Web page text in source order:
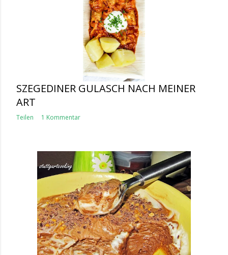
SZEGEDINER GULASCH NACH MEINER
ART
Teilen 1 Kommentar